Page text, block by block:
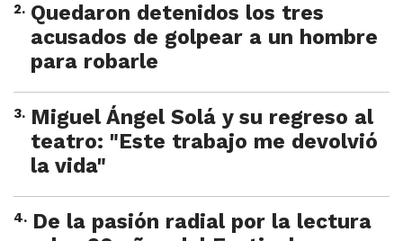
2. Quedaron detenidos los tres
acusados de golpear a un hombre
para robarle
3. Miguel Ángel Solá y su regreso al
teatro: "Este trabajo me devolvió
la vida"
4. De la pasión radial por la lectura